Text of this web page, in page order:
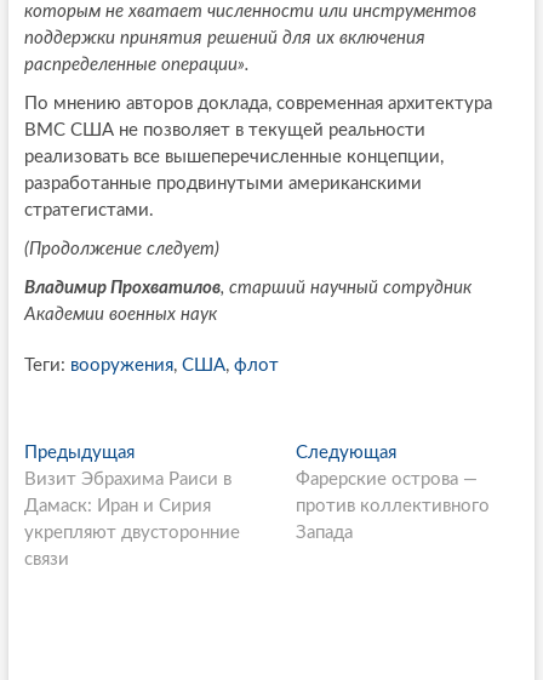
которым не хватает численности или инструментов
поддержки принятия решений для их включения
распределенные операции».
По мнению авторов доклада, современная архитектура
ВМС США не позволяет в текущей реальности
реализовать все вышеперечисленные концепции,
разработанные продвинутыми американскими
стратегистами.
(Продолжение следует)
Владимир Прохватилов, старший научный сотрудник
Академии военных наук
Теги: вооружения, США, флот
P
o
s
t
ПредыдущаяП
р
е
д
Визит Эбрахима Раиси в
Дамаск: Иран и Сирия
укрепляют двусторонние
связи
Следующая
л
е
Фарерские острова —
против коллективного
Запада